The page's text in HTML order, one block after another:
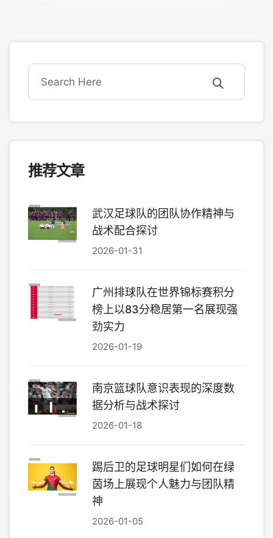
推荐文章
武汉足球队的团队协作精神与
战术配合探讨
2026-01-31
广州排球队在世界锦标赛积分
榜上以83分稳居第一名展现强
劲实力
2026-01-19
南京篮球队意识表现的深度数
据分析与战术探讨
2026-01-18
踢后卫的足球明星们如何在绿
茵场上展现个人魅力与团队精
神
2026-01-05